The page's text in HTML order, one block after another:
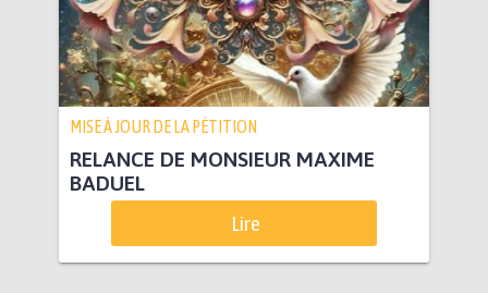
MISE À JOUR DE LA PÉTITION
RELANCE DE MONSIEUR MAXIME
BADUEL
Lire